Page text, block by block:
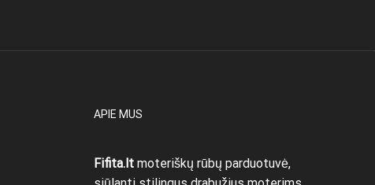
APIE MUS
Fifita.lt moteriškų rūbų parduotuvė,